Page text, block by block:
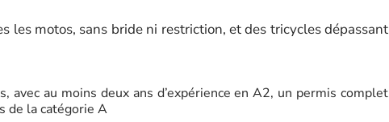
les motos, sans bride ni restriction, et des tricycles dépassant
avec au moins deux ans d’expérience en A2, un permis complet
de la catégorie A